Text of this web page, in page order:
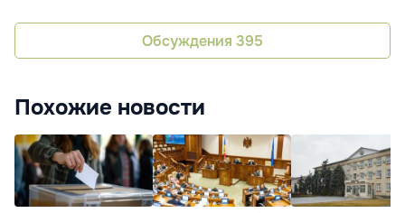
Обсуждения 395
Похожие новости